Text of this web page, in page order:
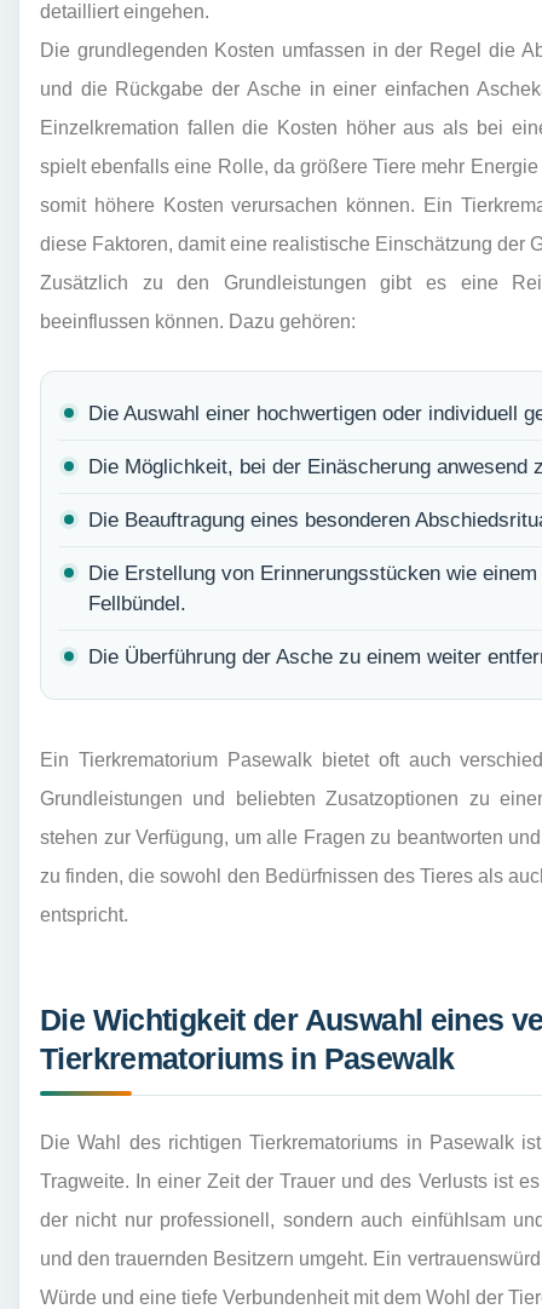
detailliert eingehen.
Die grundlegenden Kosten umfassen in der Regel die
und die Rückgabe der Asche in einer einfachen
Einzelkremation fallen die Kosten höher aus als bei
spielt ebenfalls eine Rolle, da größere Tiere mehr
somit höhere Kosten verursachen können. Ein
diese Faktoren, damit eine realistische Einschätzung der
Zusätzlich zu den Grundleistungen gibt es eine
beeinflussen können. Dazu gehören:
Die Auswahl einer hochwertigen oder individuell
Die Möglichkeit, bei der Einäscherung anwesend
Die Beauftragung eines besonderen
Die Erstellung von Erinnerungsstücken wie
Fellbündel.
Die Überführung der Asche zu einem weiter
Ein Tierkrematorium Pasewalk bietet oft auch
Grundleistungen und beliebten Zusatzoptionen zu
stehen zur Verfügung, um alle Fragen zu beantworten
zu finden, die sowohl den Bedürfnissen des Tieres als
entspricht.
Die Wichtigkeit der Auswahl eines
Tierkrematoriums in Pasewalk
Die Wahl des richtigen Tierkrematoriums in Pasewalk
Tragweite. In einer Zeit der Trauer und des Verlusts ist
der nicht nur professionell, sondern auch einfühlsam
und den trauernden Besitzern umgeht. Ein
Würde und eine tiefe Verbundenheit mit dem Wohl der